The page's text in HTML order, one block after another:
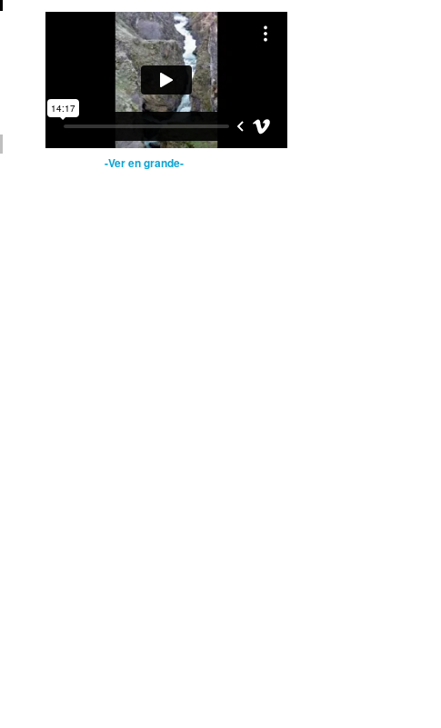
-Ver en grande-